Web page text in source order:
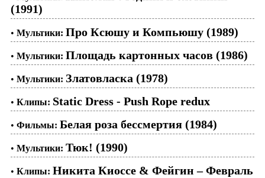
(1991)
• Мультики: Про Ксюшу и Компьюшу (1989)
• Мультики: Площадь картонных часов (1986)
• Мультики: Златовласка (1978)
• Клипы: Static Dress - Push Rope redux
• Фильмы: Белая роза бессмертия (1984)
• Мультики: Тюк! (1990)
• Клипы: Никита Киоссе & Фейгин – Февраль